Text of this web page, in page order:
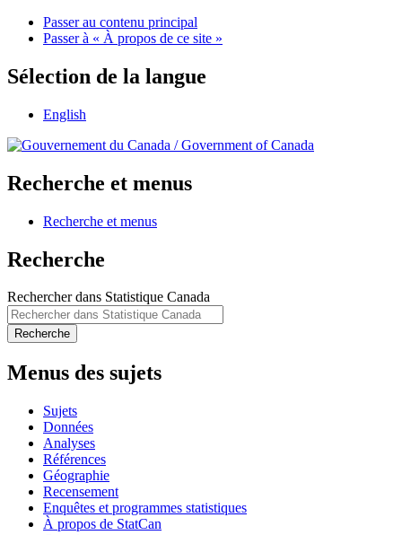
Passer au contenu principal
Passer à « À propos de ce site »
Sélection de la langue
English
/Government of Canada
Recherche et menus
Recherche et menus
Recherche
Rechercher dans Statistique Canada
Recherche
Menus des sujets
Sujets
Données
Analyses
Références
Géographie
Recensement
Enquêtes et programmes statistiques
À propos de StatCan